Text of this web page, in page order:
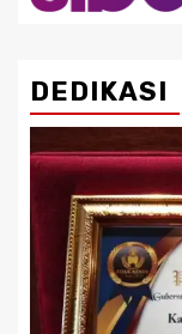
DEDIKASI